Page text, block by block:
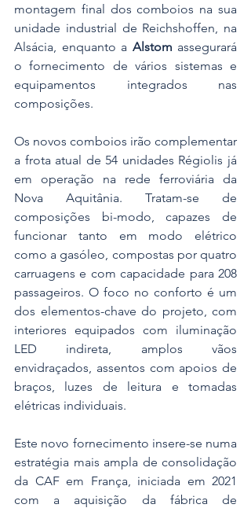
montagem final dos comboios na sua
unidade industrial de Reichshoffen, na
Alsácia, enquanto a Alstom assegurará
o fornecimento de vários sistemas e
equipamentos integrados nas
composições.
Os novos comboios irão complementar
a frota atual de 54 unidades Régiolis já
em operação na rede ferroviária da
Nova Aquitânia. Tratam-se de
composições bi-modo, capazes de
funcionar tanto em modo elétrico
como a gasóleo, compostas por quatro
carruagens e com capacidade para 208
passageiros. O foco no conforto é um
dos elementos-chave do projeto, com
interiores equipados com iluminação
LED indireta, amplos vãos
envidraçados, assentos com apoios de
braços, luzes de leitura e tomadas
elétricas individuais.
Este novo fornecimento insere-se numa
estratégia mais ampla de consolidação
da CAF em França, iniciada em 2021
com a aquisição da fábrica de